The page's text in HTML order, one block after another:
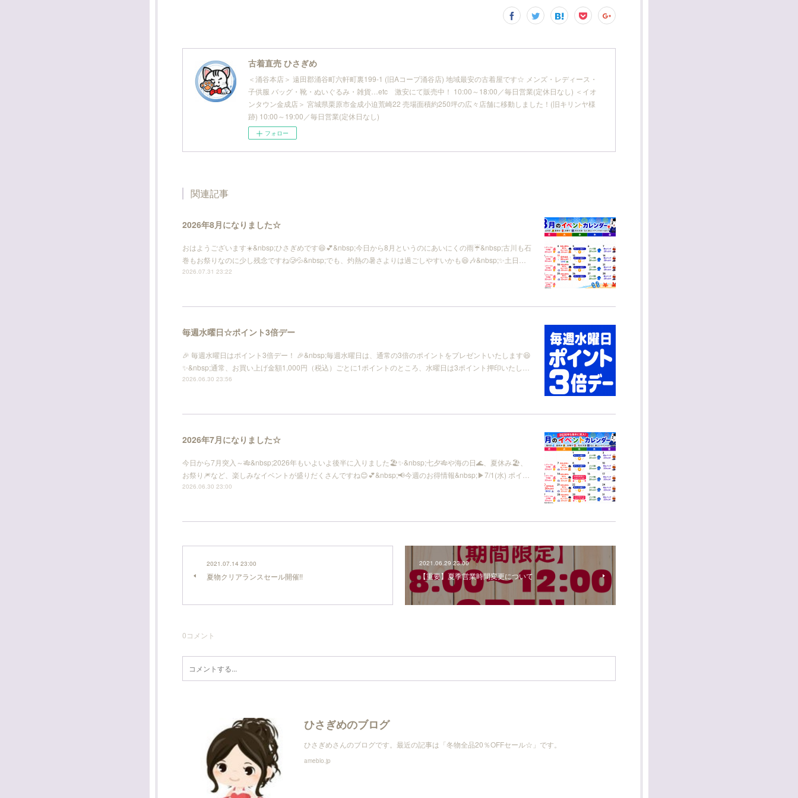
古着直売 ひさぎめ
＜涌谷本店＞ 遠田郡涌谷町六軒町裏199-1 (旧Aコープ涌谷店) 地域最安の古着屋です☆ メンズ・レディース・
子供服 バッグ・靴・ぬいぐるみ・雑貨…etc 激安にて販売中！ 10:00～18:00／毎日営業(定休日なし) ＜イオ
ンタウン金成店＞ 宮城県栗原市金成小迫荒崎22 売場面積約250坪の広々店舗に移動しました！(旧キリンヤ様
跡) 10:00～19:00／毎日営業(定休日なし)
フォロー
関連記事
2026年8月になりました☆
おはようございます☀️&nbsp;ひさぎめです😆💕&nbsp;今日から8月というのにあいにくの雨☔️&nbsp;古川も石
巻もお祭りなのに少し残念ですね🥲💦&nbsp;でも、灼熱の暑さよりは過ごしやすいかも😆🎶&nbsp;✨土日…
2026.07.31 23:22
毎週水曜日☆ポイント3倍デー
🎉 毎週水曜日はポイント3倍デー！ 🎉&nbsp;毎週水曜日は、通常の3倍のポイントをプレゼントいたします😆
✨&nbsp;通常、お買い上げ金額1,000円（税込）ごとに1ポイントのところ、水曜日は3ポイント押印いたし…
2026.06.30 23:56
2026年7月になりました☆
今日から7月突入～🎋&nbsp;2026年もいよいよ後半に入りました🏖️✨&nbsp;七夕🎋や海の日🌊、夏休み🏖、
お祭り🎆など、楽しみなイベントが盛りだくさんですね😊💕&nbsp;📢今週のお得情報&nbsp;▶7/1(水) ポイ…
2026.06.30 23:00
2021.07.14 23:00
夏物クリアランスセール開催!!
2021.06.29 23:00
【重要】夏季営業時間変更について
0コメント
ひさぎめのブログ
ひさぎめさんのブログです。最近の記事は「冬物全品20％OFFセール☆」です。
ameblo.jp